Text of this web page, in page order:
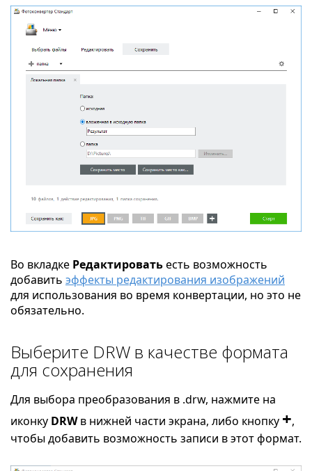
Во вкладке Редактироватьесть возможность
добавить эффекты редактирования изображений
для использования во время конвертации, но это не
обязательно.
Выберите DRW в качестве формата
для сохранения
Для выбора преобразования в .drw, нажмите на
иконку DRWв нижней части экрана, либо кнопку +,
чтобы добавить возможность записи в этот формат.